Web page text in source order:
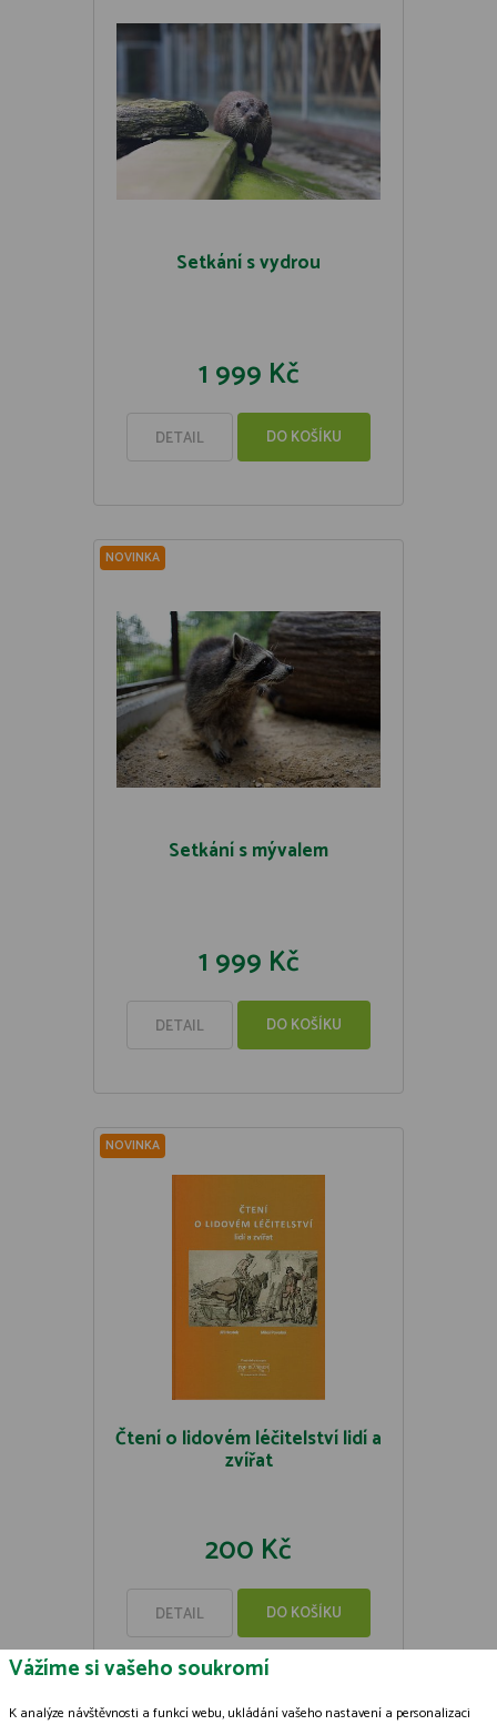
Setkání s vydrou
1 999 Kč
DETAIL DO KOŠÍKU
NOVINKA
Setkání s mývalem
1 999 Kč
DETAIL DO KOŠÍKU
NOVINKA
Čtení o lidovém léčitelství lidí a
zvířat
200 Kč
DETAIL DO KOŠÍKU
Vážíme si vašeho soukromí
K analýze návštěvnosti a funkcí webu, ukládání vašeho nastavení a personalizaci